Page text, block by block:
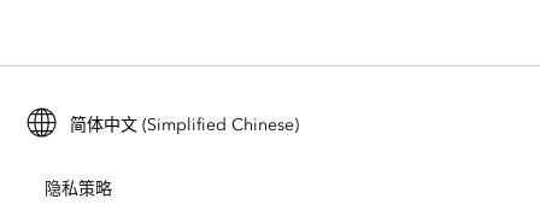
Esri 年轻专家关系网
培训
ArcUser
ArcNews
招贤纳士
开放视野
ArcGIS for Student Use
保护
简体中文 (Simplified Chinese)
隐私策略